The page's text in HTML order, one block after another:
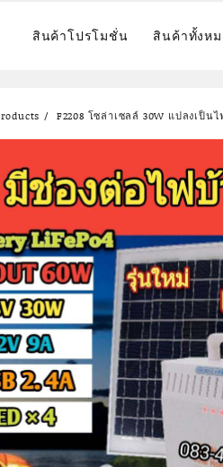
สินค้าโปรโมชั่น สินค้าทั้งห
F2208 โซล่าเซลล์ 30W แปลงเป็น